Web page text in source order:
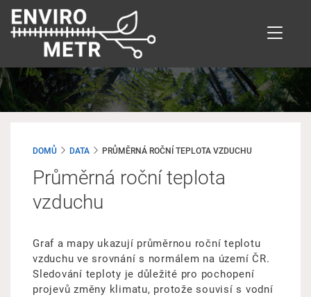
Přejít
hlavnímu
DOMŮ DATA PRŮMĚRNÁ ROČNÍ TEPLOTA VZDUCHU
Průměrná roční teplota
vzduchu
Graf a mapy ukazují průměrnou roční teplotu
vzduchu ve srovnání s normálem na území ČR.
Sledování teploty je důležité pro pochopení
projevů změny klimatu, protože souvisí s vodní